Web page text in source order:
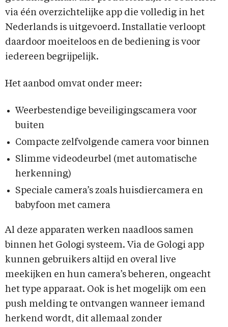
via één overzichtelijke app die volledig in het
Nederlands is uitgevoerd. Installatie verloopt
daardoor moeiteloos en de bediening is voor
iedereen begrijpelijk.
Het aanbod omvat onder meer:
Weerbestendige beveiligingscamera voor
buiten
Compacte zelfvolgende camera voor binnen
Slimme videodeurbel (met automatische
herkenning)
Speciale camera’s zoals huisdiercamera en
babyfoon met camera
Al deze apparaten werken naadloos samen
binnen het Gologi systeem. Via de Gologi app
kunnen gebruikers altijd en overal live
meekijken en hun camera’s beheren, ongeacht
het type apparaat. Ook is het mogelijk om een
push melding te ontvangen wanneer iemand
herkend wordt, dit allemaal zonder